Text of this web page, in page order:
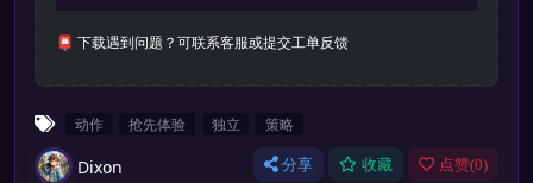
📮 下载遇到问题？可联系客服或提交工单反馈
动作 抢先体验 独立 策略
Dixon 分享 收藏 点赞(0)